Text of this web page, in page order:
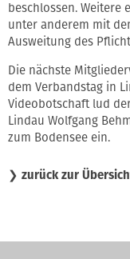
beschlossen. Weitere
unter anderem mit
Ausweitung des
Die nächste
dem Verbandstag in
Videobotschaft lud
Lindau Wolfgang
zum Bodensee ein.
❯ zurück zur